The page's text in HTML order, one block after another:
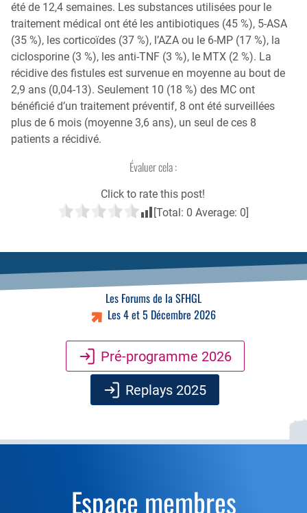
été de 12,4 semaines. Les substances utilisées pour le
traitement médical ont été les antibiotiques (45 %), 5-ASA
(35 %), les corticoïdes (37 %), l’AZA ou le 6-MP (17 %), la
ciclosporine (3 %), les anti-TNF (3 %), le MTX (2 %). La
récidive des fistules est survenue en moyenne au bout de
2,9 ans (0,04-13). Seulement 10 (18 %) des MC ont
bénéficié d’un traitement préventif, 8 ont été surveillées
plus de 6 mois (moyenne 3,6 ans), un seul de ces 8
patients a récidivé.
Évaluer cela :
Click to rate this post!
[Total: 0 Average: 0]
Les Forums de la SFHGL
Les 4 et 5 Décembre 2026
Pré-programme 2026
Replays 2025
Espace membres